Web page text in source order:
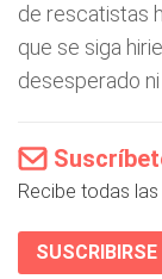
de rescatistas
que se siga
desesperado
Recibe todas
SUSCRIBIRSE